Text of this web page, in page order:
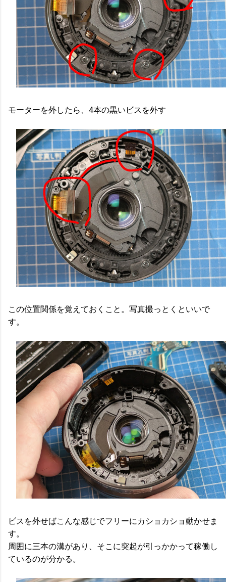
モーターを外したら、4本の黒いビスを外す
この位置関係を覚えておくこと。写真撮っとくといいで
す。
ビスを外せばこんな感じでフリーにカショカショ動かせま
す。
周囲に三本の溝があり、そこに突起が引っかかって稼働し
ているのが分かる。